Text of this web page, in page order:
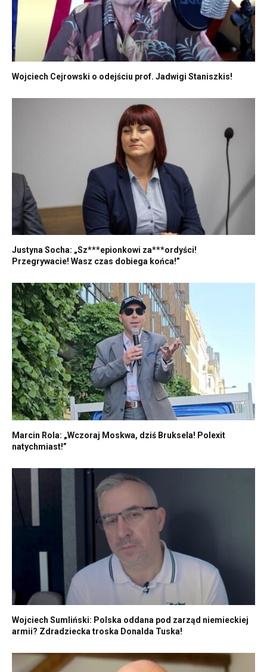
Wojciech Cejrowski o odejściu prof. Jadwigi Staniszkis!
Justyna Socha: „Sz***epionkowi za***ordyści!
Przegrywacie! Wasz czas dobiega końca!”
Marcin Rola: „Wczoraj Moskwa, dziś Bruksela! Polexit
natychmiast!”
Wojciech Sumliński: Polska oddana pod zarząd niemieckiej
armii? Zdradziecka troska Donalda Tuska!